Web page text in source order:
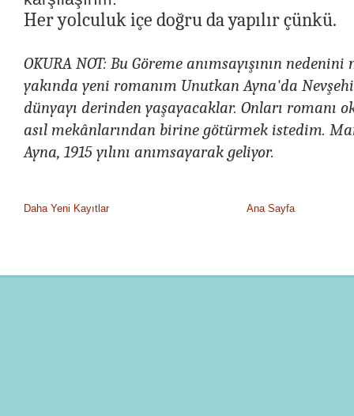
Her yolculuk içe doğru da yapılır çünkü.
OKURA NOT: Bu Göreme anımsayışının
yakında yeni romanım Unutkan Ayna'da
dünyayı derinden yaşayacaklar. Onları romanı
asıl mekânlarından birine götürmek istedim.
Ayna, 1915 yılını anımsayarak geliyor.
Daha Yeni Kayıtlar Ana Sayfa